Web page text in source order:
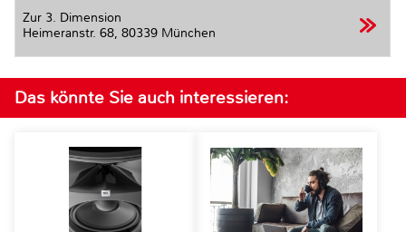
Zur 3. Dimension
Heimeranstr. 68, 80339 München
Das könnte Sie auch interessieren: